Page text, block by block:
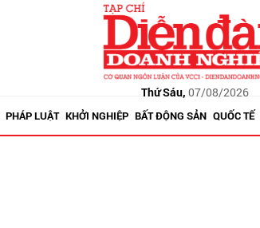
Thứ Sáu, 07/08/2026
PHÁP LUẬT KHỞI NGHIỆP BẤT ĐỘNG SẢN QUỐC TẾ